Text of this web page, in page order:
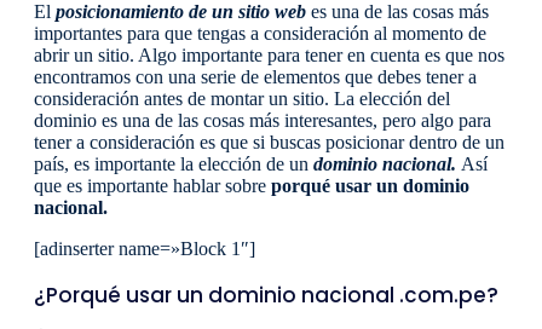
El posicionamiento de un sitio web es una de las cosas más
importantes para que tengas a consideración al momento de
abrir un sitio. Algo importante para tener en cuenta es que nos
encontramos con una serie de elementos que debes tener a
consideración antes de montar un sitio. La elección del
dominio es una de las cosas más interesantes, pero algo para
tener a consideración es que si buscas posicionar dentro de un
país, es importante la elección de un dominio nacional. Así
que es importante hablar sobre porqué usar un dominio
nacional.
[adinserter name=»Block 1″]
¿Porqué usar un dominio nacional .com.pe?